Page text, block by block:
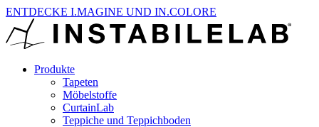
ENTDECKE I.MAGINE UND IN.COLORE
Produkte
Tapeten
Möbelstoffe
CurtainLab
Teppiche und Teppichboden